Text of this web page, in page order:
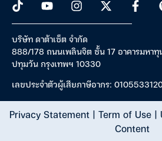
บริษัท ดาต้าเซ็ต จำกัด
888/178 ถนนเพลินจิต ชั้น 17 อาคารมหา
ปทุมวัน กรุงเทพฯ 10330
เลขประจำตัวผู้เสียภาษีอากร:
Privacy Statement| Term of Use|
Content